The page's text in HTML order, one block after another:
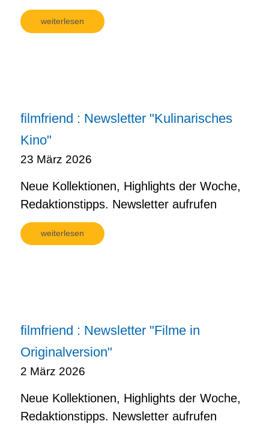
weiterlesen
filmfriend : Newsletter "Kulinarisches
Kino"
23 März 2026
Neue Kollektionen, Highlights der Woche,
Redaktionstipps. Newsletter aufrufen
weiterlesen
filmfriend : Newsletter "Filme in
Originalversion"
2 März 2026
Neue Kollektionen, Highlights der Woche,
Redaktionstipps. Newsletter aufrufen